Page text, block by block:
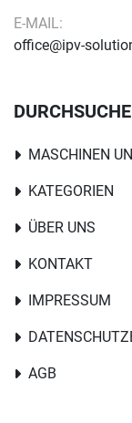
E-MAIL:
office@ipv-
MASCHINEN
KATEGORIEN
ÜBER UNS
KONTAKT
IMPRESSUM
AGB